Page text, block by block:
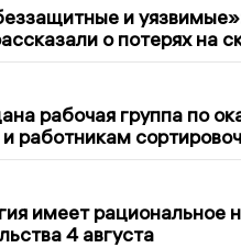
и
о потерях на
рабочая группа по
работникам
имеет рациональное
4 августа